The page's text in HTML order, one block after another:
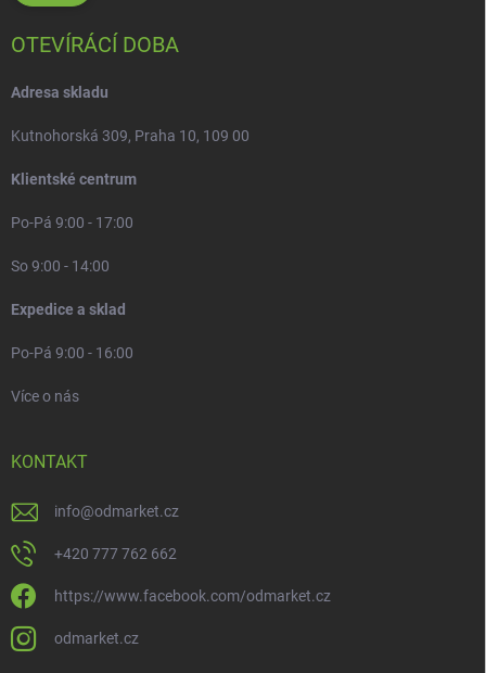
OTEVÍRÁCÍ DOBA
Adresa skladu
Kutnohorská 309, Praha 10, 109 00
Klientské centrum
Po-Pá 9:00 - 17:00
So 9:00 - 14:00
Expedice a sklad
Po-Pá 9:00 - 16:00
Více o nás
KONTAKT
info@odmarket.cz
+420 777 762 662
https://www.facebook.com/odmarket.cz
odmarket.cz